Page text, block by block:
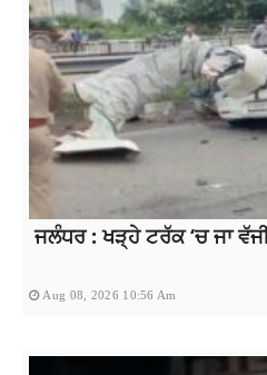
ਜਲੰਧਰ : ਖੜ੍ਹੇ ਟਰੱਕ ‘ਚ ਜਾ
Aug 08, 2026 10:56 Am